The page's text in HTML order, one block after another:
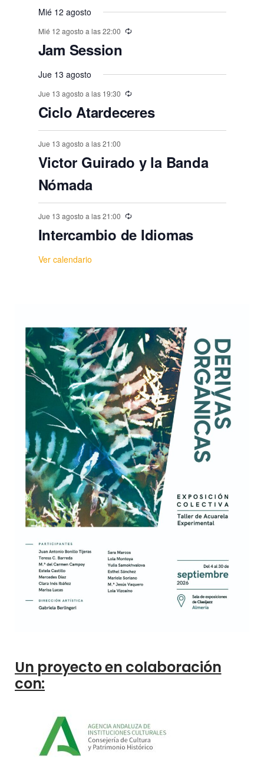
e
n
t
o
s
,
,
s
,
s
,
s
,
s
,
s
o
s
,
o
s
,
o
,
o
s
o
o
o
o
t
o
,
o
,
t
,
Mié 12 agosto
Mié 12 agosto a las 22:00
Jam Session
Jue 13 agosto
Jue 13 agosto a las 19:30
Ciclo Atardeceres
Jue 13 agosto a las 21:00
Victor Guirado y la Banda
Nómada
Jue 13 agosto a las 21:00
Intercambio de Idiomas
Ver calendario
Un proyecto en colaboración
con: